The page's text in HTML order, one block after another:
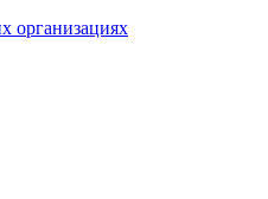
организациях